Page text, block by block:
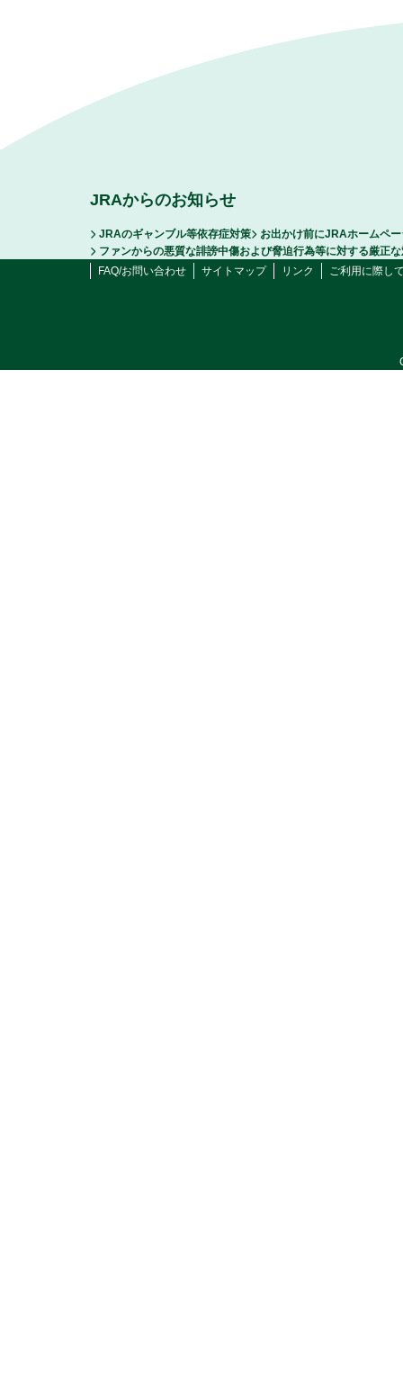
JRAからのお知らせ
JRAのギャンブル等依存症対策
お出かけ前にJRAホームペ
ファンからの悪質な誹謗中傷および脅迫行為等に対する厳正
FAQ/お問い合わせ
サイトマップ リンク ご利用に際し